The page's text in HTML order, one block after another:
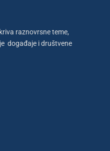
raznovrsne teme,
događaje i društvene